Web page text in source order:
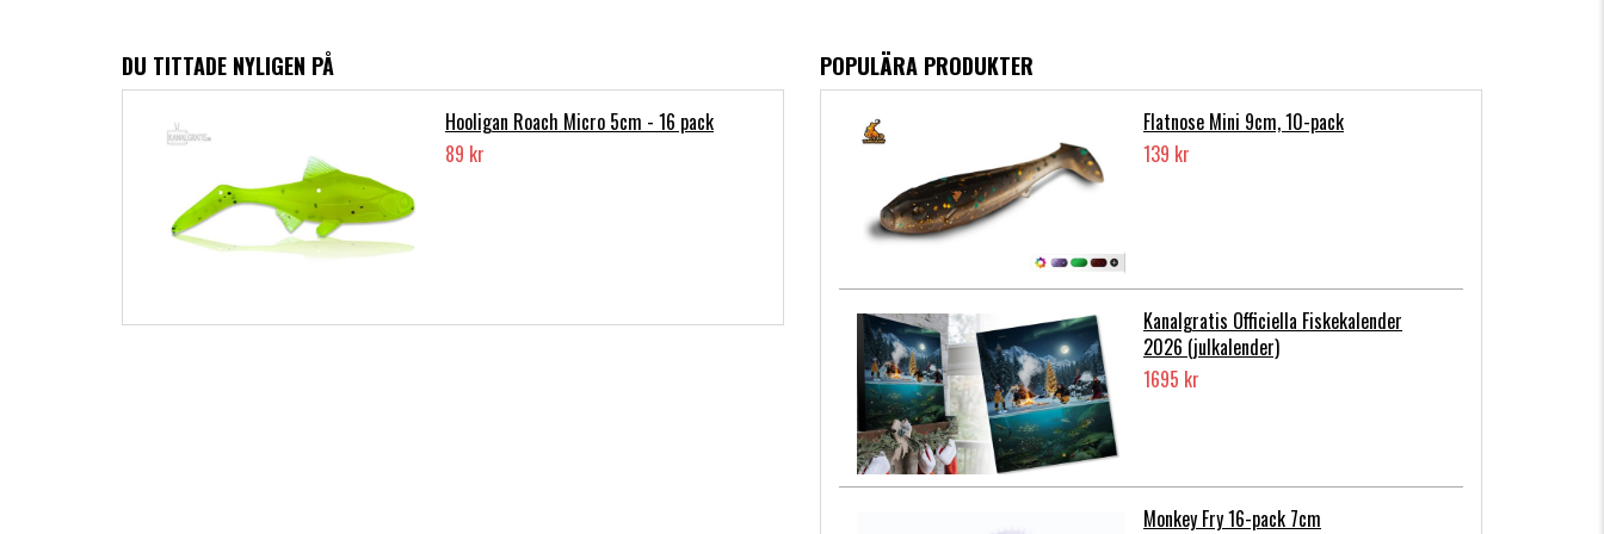
DU TITTADE NYLIGEN PÅ
Hooligan Roach Micro 5cm - 16 pack
89 kr
POPULÄRA PRODUKTER
Flatnose Mini 9cm, 10-pack
139 kr
Kanalgratis Officiella Fiskekalender
2026 (julkalender)
1695 kr
Monkey Fry 16-pack 7cm